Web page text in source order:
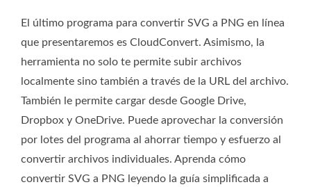
El último programa para convertir SVG a PNG en línea
que presentaremos es CloudConvert. Asimismo, la
herramienta no solo te permite subir archivos
localmente sino también a través de la URL del archivo.
También le permite cargar desde Google Drive,
Dropbox y OneDrive. Puede aprovechar la conversión
por lotes del programa al ahorrar tiempo y esfuerzo al
convertir archivos individuales. Aprenda cómo
convertir SVG a PNG leyendo la guía simplificada a